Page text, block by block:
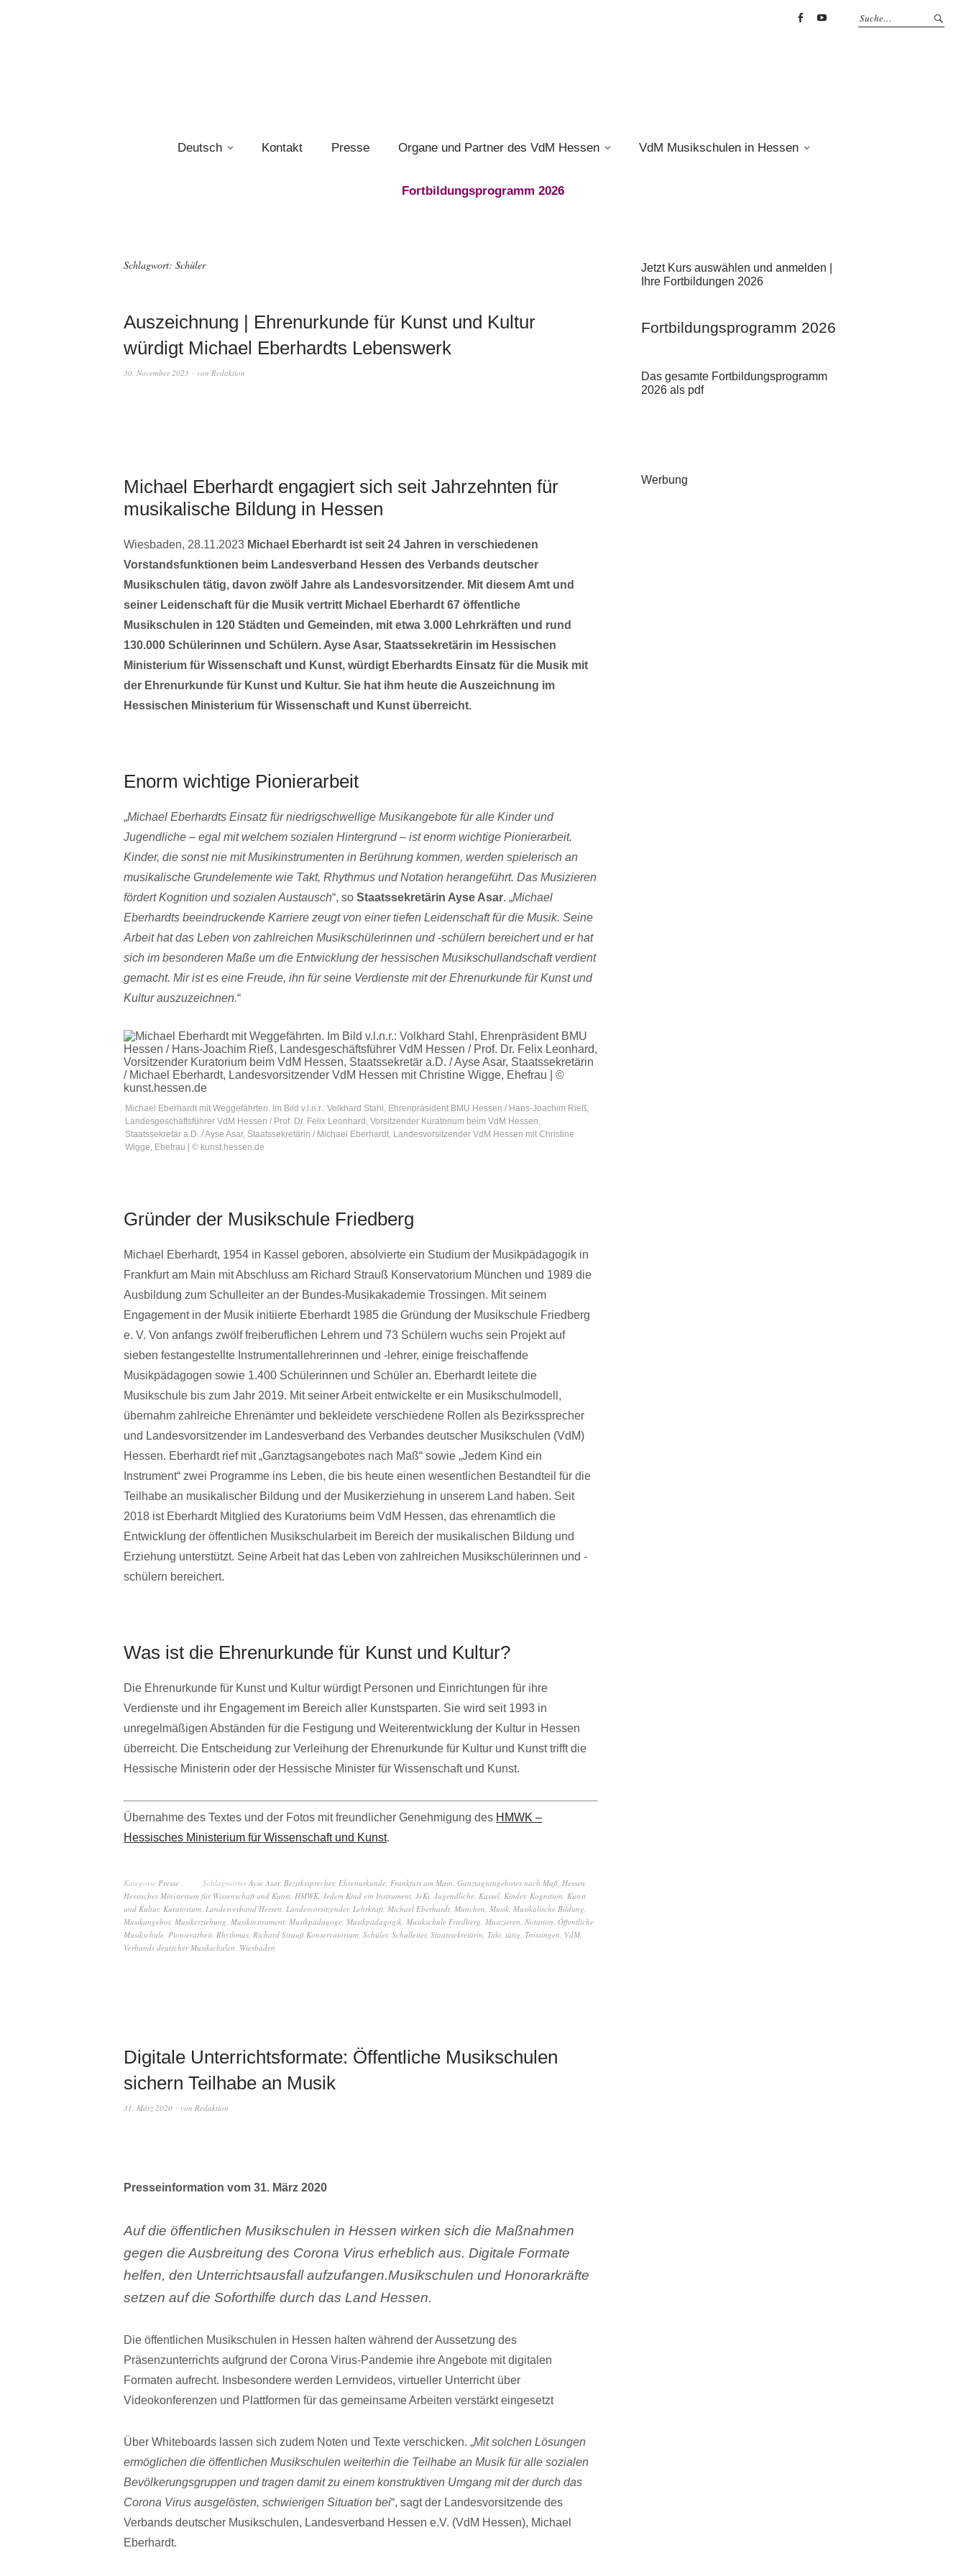
Deutsch Kontakt Presse Organe und Partner des VdM Hessen VdM Musikschulen in Hessen
Fortbildungsprogramm 2026
Schlagwort: Schüler
Auszeichnung | Ehrenurkunde für Kunst und Kultur
würdigt Michael Eberhardts Lebenswerk
30. November 2023 von Redaktion
Michael Eberhardt engagiert sich seit Jahrzehnten für
musikalische Bildung in Hessen
Wiesbaden, 28.11.2023 Michael Eberhardt ist seit 24 Jahren in verschiedenen
Vorstandsfunktionen beim Landesverband Hessen des Verbands deutscher
Musikschulen tätig, davon zwölf Jahre als Landesvorsitzender. Mit diesem Amt und
seiner Leidenschaft für die Musik vertritt Michael Eberhardt 67 öffentliche
Musikschulen in 120 Städten und Gemeinden, mit etwa 3.000 Lehrkräften und rund
130.000 Schülerinnen und Schülern. Ayse Asar, Staatssekretärin im Hessischen
Ministerium für Wissenschaft und Kunst, würdigt Eberhardts Einsatz für die Musik mit
der Ehrenurkunde für Kunst und Kultur. Sie hat ihm heute die Auszeichnung im
Hessischen Ministerium für Wissenschaft und Kunst überreicht.
Enorm wichtige Pionierarbeit
„Michael Eberhardts Einsatz für niedrigschwellige Musikangebote für alle Kinder und
Jugendliche – egal mit welchem sozialen Hintergrund – ist enorm wichtige Pionierarbeit.
Kinder, die sonst nie mit Musikinstrumenten in Berührung kommen, werden spielerisch an
musikalische Grundelemente wie Takt, Rhythmus und Notation herangeführt. Das Musizieren
fördert Kognition und sozialen Austausch“, so Staatssekretärin Ayse Asar. „Michael
Eberhardts beeindruckende Karriere zeugt von einer tiefen Leidenschaft für die Musik. Seine
Arbeit hat das Leben von zahlreichen Musikschülerinnen und -schülern bereichert und er hat
sich im besonderen Maße um die Entwicklung der hessischen Musikschullandschaft verdient
gemacht. Mir ist es eine Freude, ihn für seine Verdienste mit der Ehrenurkunde für Kunst und
Kultur auszuzeichnen.“
Michael Eberhardt mit Weggefährten. Im Bild v.l.n.r.: Volkhard Stahl, Ehrenpräsident BMU Hessen / Hans-Joachim Rieß,
Landesgeschäftsführer VdM Hessen / Prof. Dr. Felix Leonhard, Vorsitzender Kuratorium beim VdM Hessen,
Staatssekretär a.D. / Ayse Asar, Staatssekretärin / Michael Eberhardt, Landesvorsitzender VdM Hessen mit Christine
Wigge, Ehefrau | © kunst.hessen.de
Gründer der Musikschule Friedberg
Michael Eberhardt, 1954 in Kassel geboren, absolvierte ein Studium der Musikpädagogik in
Frankfurt am Main mit Abschluss am Richard Strauß Konservatorium München und 1989 die
Ausbildung zum Schulleiter an der Bundes-Musikakademie Trossingen. Mit seinem
Engagement in der Musik initiierte Eberhardt 1985 die Gründung der Musikschule Friedberg
e. V. Von anfangs zwölf freiberuflichen Lehrern und 73 Schülern wuchs sein Projekt auf
sieben festangestellte Instrumentallehrerinnen und -lehrer, einige freischaffende
Musikpädagogen sowie 1.400 Schülerinnen und Schüler an. Eberhardt leitete die
Musikschule bis zum Jahr 2019. Mit seiner Arbeit entwickelte er ein Musikschulmodell,
übernahm zahlreiche Ehrenämter und bekleidete verschiedene Rollen als Bezirkssprecher
und Landesvorsitzender im Landesverband des Verbandes deutscher Musikschulen (VdM)
Hessen. Eberhardt rief mit „Ganztagsangebotes nach Maß“ sowie „Jedem Kind ein
Instrument“ zwei Programme ins Leben, die bis heute einen wesentlichen Bestandteil für die
Teilhabe an musikalischer Bildung und der Musikerziehung in unserem Land haben. Seit
2018 ist Eberhardt Mitglied des Kuratoriums beim VdM Hessen, das ehrenamtlich die
Entwicklung der öffentlichen Musikschularbeit im Bereich der musikalischen Bildung und
Erziehung unterstützt. Seine Arbeit hat das Leben von zahlreichen Musikschülerinnen und -
schülern bereichert.
Was ist die Ehrenurkunde für Kunst und Kultur?
Die Ehrenurkunde für Kunst und Kultur würdigt Personen und Einrichtungen für ihre
Verdienste und ihr Engagement im Bereich aller Kunstsparten. Sie wird seit 1993 in
unregelmäßigen Abständen für die Festigung und Weiterentwicklung der Kultur in Hessen
überreicht. Die Entscheidung zur Verleihung der Ehrenurkunde für Kultur und Kunst trifft die
Hessische Ministerin oder der Hessische Minister für Wissenschaft und Kunst.
Übernahme des Textes und der Fotos mit freundlicher Genehmigung des HMWK –
Hessisches Ministerium für Wissenschaft und Kunst.
Kategorie Presse SchlagwörterAyse Asar, Bezirkssprecher, Ehrenurkunde Frankfurt am Main Ganztagsangebotes nach Maß Hessen
Hessisches Ministerium für Wissenschaft und Kunst HMWK, Jedem Kind ein Instrument JeKi Jugendliche Kassel Kinder, Kognition Kunst
und Kultur, Kuratorium Landesverband Hessen Landesvorsitzender, Lehrkraft Michael Eberhardt München Musik Musikalische Bildung
Musikangebot Musikerziehung Musikinstrument Musikpädagoge Musikpädagogik Musikschule Friedberg Musizieren Notation Öffentliche
Musikschule Pionierarbeit Rhythmus Richard Strauß Konservatorium Schüler, Schulleiter, Staatssekretärin Takt tätig Trossingen VdM
Verbands deutscher Musikschulen Wiesbaden
Digitale Unterrichtsformate: Öffentliche Musikschulen
sichern Teilhabe an Musik
31. März 2020 von Redaktion
Presseinformation vom 31. März 2020
Auf die öffentlichen Musikschulen in Hessen wirken sich die Maßnahmen
gegen die Ausbreitung des Corona Virus erheblich aus. Digitale Formate
helfen, den Unterrichtsausfall aufzufangen.Musikschulen und Honorarkräfte
setzen auf die Soforthilfe durch das Land Hessen.
Die öffentlichen Musikschulen in Hessen halten während der Aussetzung des
Präsenzunterrichts aufgrund der Corona Virus-Pandemie ihre Angebote mit digitalen
Formaten aufrecht. Insbesondere werden Lernvideos, virtueller Unterricht über
Videokonferenzen und Plattformen für das gemeinsame Arbeiten verstärkt eingesetzt
Über Whiteboards lassen sich zudem Noten und Texte verschicken. „Mit solchen Lösungen
ermöglichen die öffentlichen Musikschulen weiterhin die Teilhabe an Musik für alle sozialen
Bevölkerungsgruppen und tragen damit zu einem konstruktiven Umgang mit der durch das
Corona Virus ausgelösten, schwierigen Situation bei“, sagt der Landesvorsitzende des
Verbands deutscher Musikschulen, Landesverband Hessen e.V. (VdM Hessen), Michael
Eberhardt.
Jetzt Kurs auswählen und anmelden |
Ihre Fortbildungen 2026
Fortbildungsprogramm 2026
Das gesamte Fortbildungsprogramm
2026 als pdf
Werbung